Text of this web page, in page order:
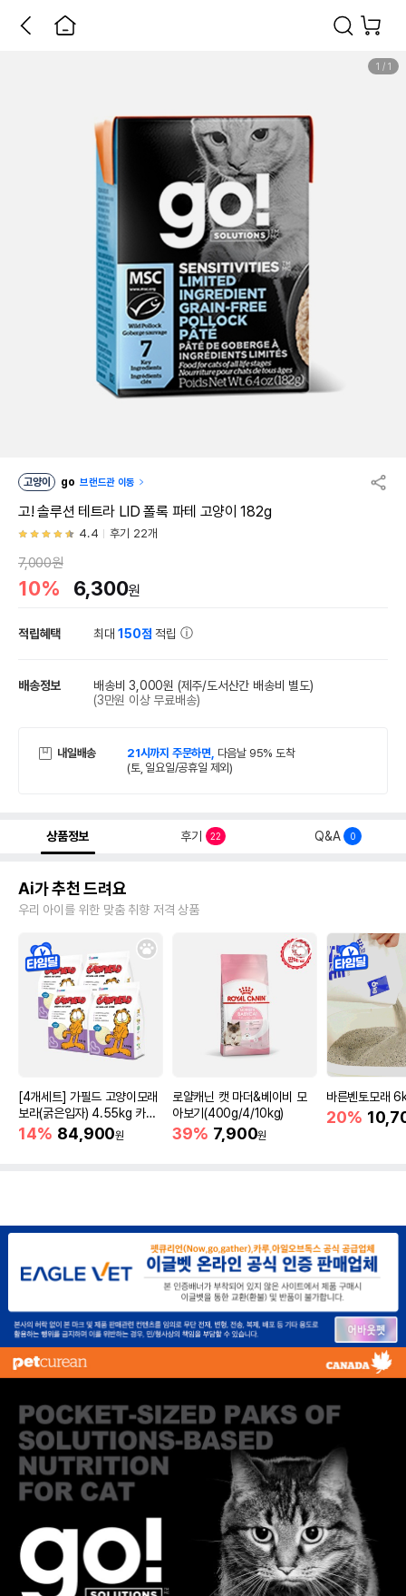
1 / 1
고양이 go 브랜드관 이동
고! 솔루션 테트라 LID 폴록 파테 고양이 182g
4.4 후기 22개
7,000원
10% 6,300원
적립혜택 최대150점 적립
배송정보 배송비 3,000원 (제주/도서산간 배송비 별도)
(3만원 이상 무료배송)
내일배송 21시까지 주문하면, 다음날 95% 도착
(토, 일요일/공휴일 제외)
상품정보 후기 22 Q&A 0
Ai가 추천 드려요
우리 아이를 위한 맞춤 취향 저격 상품
[4개세트] 가필드 고양이모래
보라(굵은입자) 4.55kg 카사
바모래
14% 84,900원
로얄캐닌 캣 마더&베이비 모
아보기(400g/4/10kg)
39% 7,900원
바른벤토모래
20%